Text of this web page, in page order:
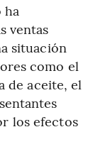
ha
ventas
situación
como el
de aceite, el
los efectos